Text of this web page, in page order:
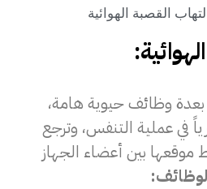
القصبة الهوائية
بعدة وظائف حيوية هامة،
في عملية التنفس، وترجع
موقعها بين أعضاء الجهاز